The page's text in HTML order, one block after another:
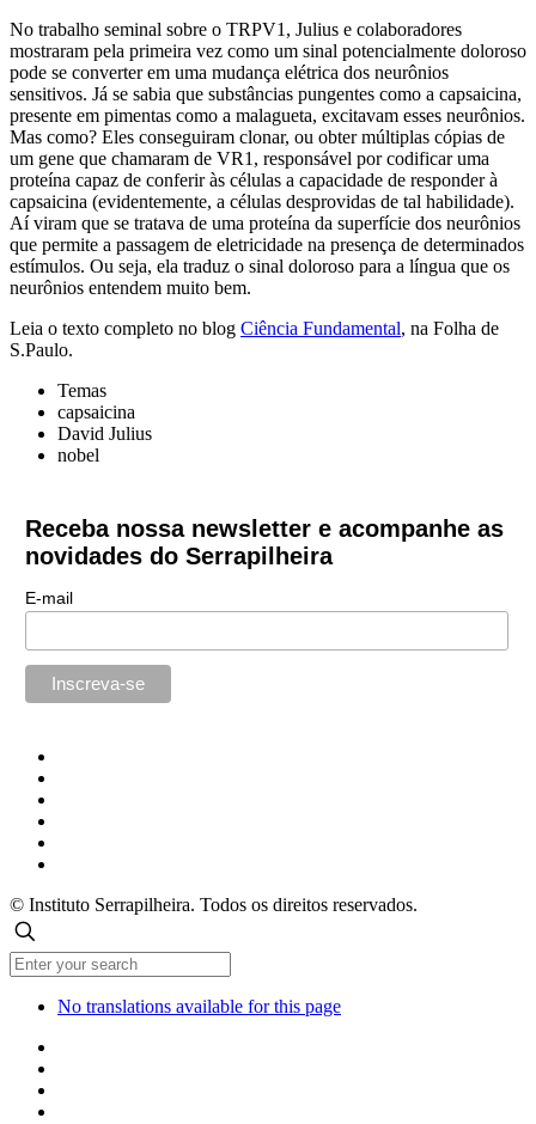
No trabalho seminal sobre o TRPV1, Julius e colaboradores
mostraram pela primeira vez como um sinal potencialmente doloroso
pode se converter em uma mudança elétrica dos neurônios
sensitivos. Já se sabia que substâncias pungentes como a capsaicina,
presente em pimentas como a malagueta, excitavam esses neurônios.
Mas como? Eles conseguiram clonar, ou obter múltiplas cópias de
um gene que chamaram de VR1, responsável por codificar uma
proteína capaz de conferir às células a capacidade de responder à
capsaicina (evidentemente, a células desprovidas de tal habilidade).
Aí viram que se tratava de uma proteína da superfície dos neurônios
que permite a passagem de eletricidade na presença de determinados
estímulos. Ou seja, ela traduz o sinal doloroso para a língua que os
neurônios entendem muito bem.
Leia o texto completo no blog Ciência Fundamental, na Folha de
S.Paulo.
Temas
capsaicina
David Julius
nobel
Receba nossa newsletter e acompanhe as
novidades do Serrapilheira
E-mail
© Instituto Serrapilheira. Todos os direitos reservados.
No translations available for this page